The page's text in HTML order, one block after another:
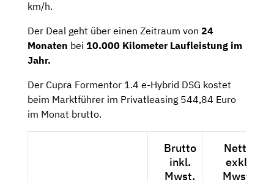
km/h.
Der Deal geht über einen Zeitraum von 24
Monaten bei 10.000 Kilometer Laufleistung im
Jahr.
Der Cupra Formentor 1.4 e-Hybrid DSG kostet
beim Marktführer im Privatleasing 544,84 Euro
im Monat brutto.
Brutto
inkl.
Mwst.
Netto
exkl.
Mwst.